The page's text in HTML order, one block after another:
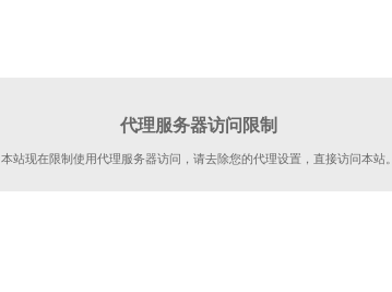
代理服务器访问限制
本站现在限制使用代理服务器访问，请去除您的代理设置，直接访问本站。